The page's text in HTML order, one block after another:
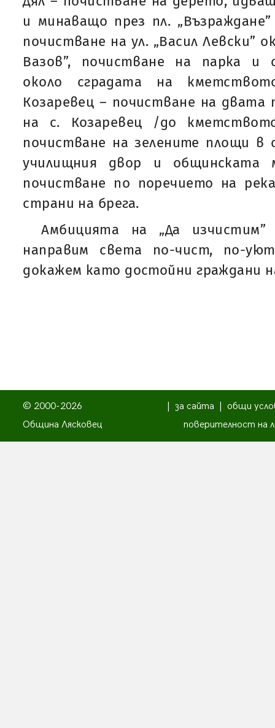
и минаващо през пл.
почистване на ул. „Васил Левски”
Вазов”, почистване на парка и
около сградата на
Козаревец – почистване на
на с. Козаревец /до
почистване на зелените площи в
училищния двор и общинската
почистване по поречието на
страни на брега.
Амбицията на „Да
направим света по-чист, по-
докажем като достойни граждани
© 2000-2026
Община Лясковец
за сайта
общи
поверителност на